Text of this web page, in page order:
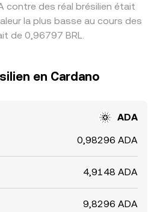
contre des réal brésilien était
la plus basse au cours des
de 0,96797 BRL.
en Cardano
ADA
0,98296 ADA
4,9148 ADA
9,8296 ADA